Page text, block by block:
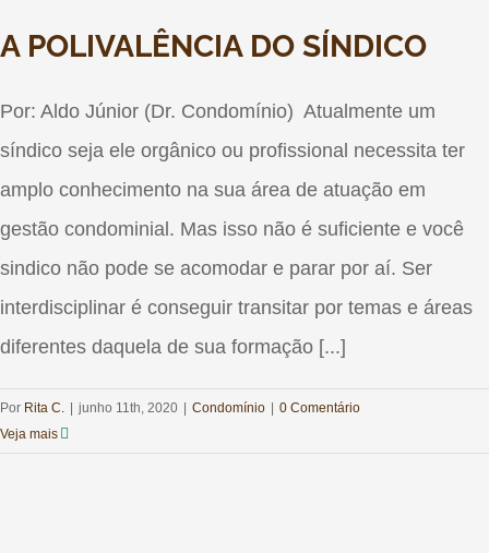
A POLIVALÊNCIA DO SÍNDICO
Por: Aldo Júnior (Dr. Condomínio) Atualmente um
síndico seja ele orgânico ou profissional necessita ter
amplo conhecimento na sua área de atuação em
gestão condominial. Mas isso não é suficiente e você
sindico não pode se acomodar e parar por aí. Ser
interdisciplinar é conseguir transitar por temas e áreas
diferentes daquela de sua formação [...]
Por Rita C. junho 11th, 2020 Condomínio
0 Comentário
Veja mais